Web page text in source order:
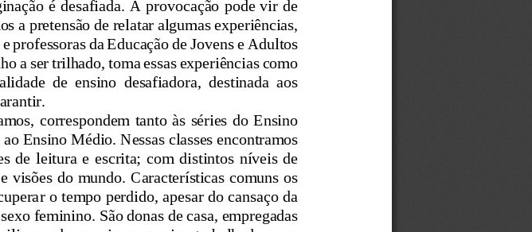
é desafiada. A provocação pode vir de
a pretensão de relatar algumas experiências,
professoras da Educaçãode Jovens e Adultos
a ser trilhado, toma essas experiências como
de  ensino  desafiadora,  destinada  aos
.
correspondem tanto às séries do Ensino
Ensino Médio. Nessas classes encontramos
de  leitura  e  escrita;  com  distintos  níveis  de
visões do mundo. Características comuns os
r o tempo perdido, apesar do cansaço da
feminino. São donas de casa, empregadas